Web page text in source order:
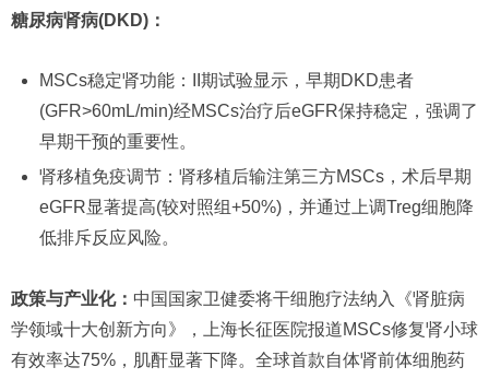
糖尿病肾病(DKD)：
MSCs稳定肾功能：II期试验显示，早期DKD患者
(GFR>60mL/min)经MSCs治疗后eGFR保持稳定，强调了
早期干预的重要性。
肾移植免疫调节：肾移植后输注第三方MSCs，术后早期
eGFR显著提高(较对照组+50%)，并通过上调Treg细胞降
低排斥反应风险。
政策与产业化： 中国国家卫健委将干细胞疗法纳入《肾脏病
学领域十大创新方向》，上海长征医院报道MSCs修复肾小球
有效率达75%，肌酐显著下降。全球首款自体肾前体细胞药